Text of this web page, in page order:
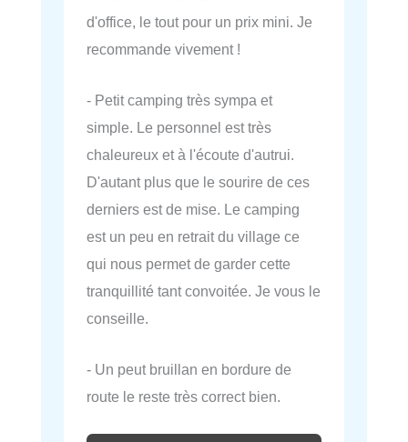
d'office, le tout pour un prix mini. Je
recommande vivement !
- Petit camping très sympa et
simple. Le personnel est très
chaleureux et à l'écoute d'autrui.
D'autant plus que le sourire de ces
derniers est de mise. Le camping
est un peu en retrait du village ce
qui nous permet de garder cette
tranquillité tant convoitée. Je vous le
conseille.
- Un peut bruillan en bordure de
route le reste très correct bien.